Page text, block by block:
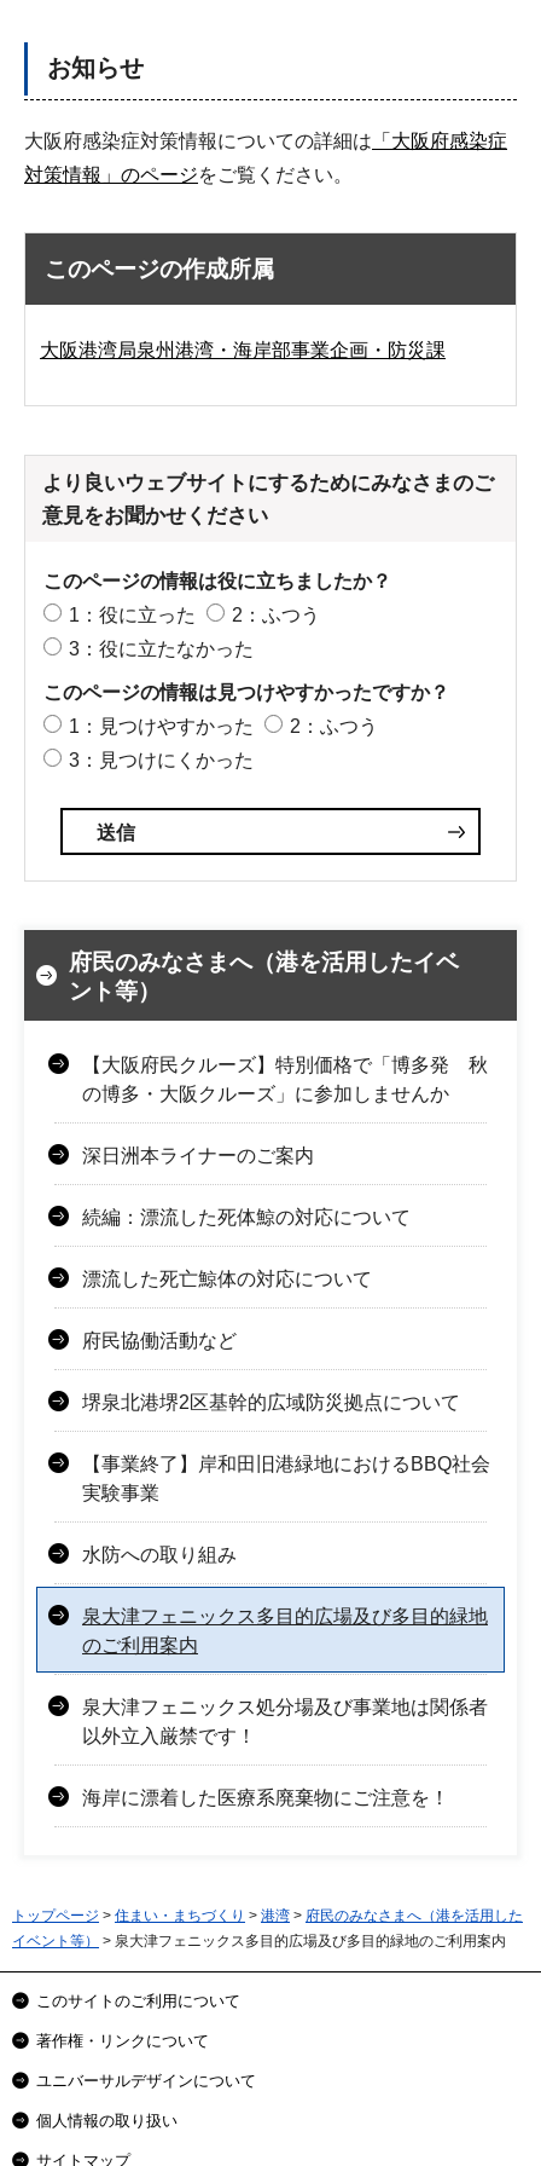
お知らせ
大阪府感染症対策情報についての詳細は 「大阪府感染症
対策情報」のページをご覧ください。
このページの作成所属
大阪港湾局泉州港湾・海岸部事業企画・防災課
より良いウェブサイトにするためにみなさまのご
意見をお聞かせください
このページの情報は役に立ちましたか？
1：役に立った
2：ふつう
3：役に立たなかった
このページの情報は見つけやすかったですか？
1：見つけやすかった
2：ふつう
3：見つけにくかった
府民のみなさまへ（港を活用したイベ
ント等）
【大阪府民クルーズ】特別価格で「博多発 秋
の博多・大阪クルーズ」に参加しませんか
深日洲本ライナーのご案内
続編：漂流した死体鯨の対応について
漂流した死亡鯨体の対応について
府民協働活動など
堺泉北港堺2区基幹的広域防災拠点について
【事業終了】岸和田旧港緑地におけるBBQ社会
実験事業
水防への取り組み
泉大津フェニックス多目的広場及び多目的緑地
のご利用案内
泉大津フェニックス処分場及び事業地は関係者
以外立入厳禁です！
海岸に漂着した医療系廃棄物にご注意を！
トップページ > 住まい・まちづくり > 港湾 > 府民のみなさまへ（港を活用した
イベント等）
> 泉大津フェニックス多目的広場及び多目的緑地のご利用案内
このサイトのご利用について
著作権・リンクについて
ユニバーサルデザインについて
個人情報の取り扱い
サイトマップ